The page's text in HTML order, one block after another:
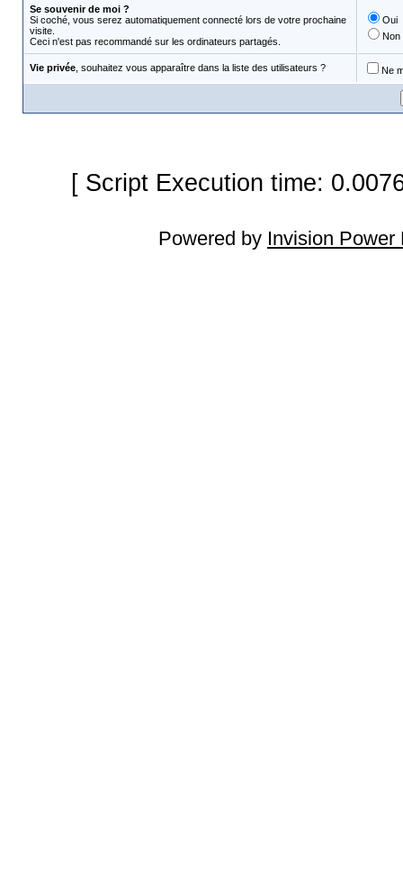
Se souvenir de moi ?
Si coché, vous serez automatiquement connecté lors de votre prochaine
visite.
Ceci n'est pas recommandé sur les ordinateurs partagés.
Oui
Non
Vie privée, souhaitez vous apparaître dans la liste des utilisateurs ? Ne
[ Script Execution time:
Powered by Invision Power